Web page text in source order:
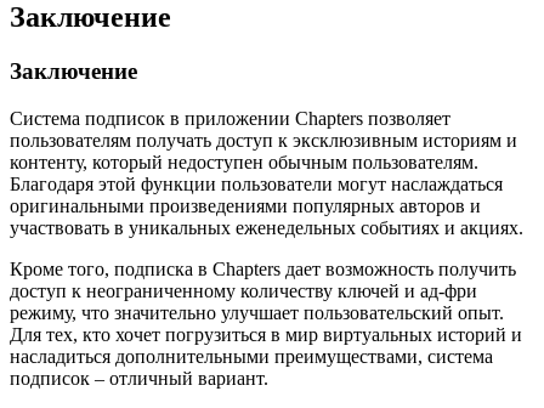
Заключение
Заключение
Система подписок в приложении Chapters позволяет
пользователям получать доступ к эксклюзивным историям и
контенту, который недоступен обычным пользователям.
Благодаря этой функции пользователи могут наслаждаться
оригинальными произведениями популярных авторов и
участвовать в уникальных еженедельных событиях и акциях.
Кроме того, подписка в Chapters дает возможность получить
доступ к неограниченному количеству ключей и ад-фри
режиму, что значительно улучшает пользовательский опыт.
Для тех, кто хочет погрузиться в мир виртуальных историй и
насладиться дополнительными преимуществами, система
подписок – отличный вариант.